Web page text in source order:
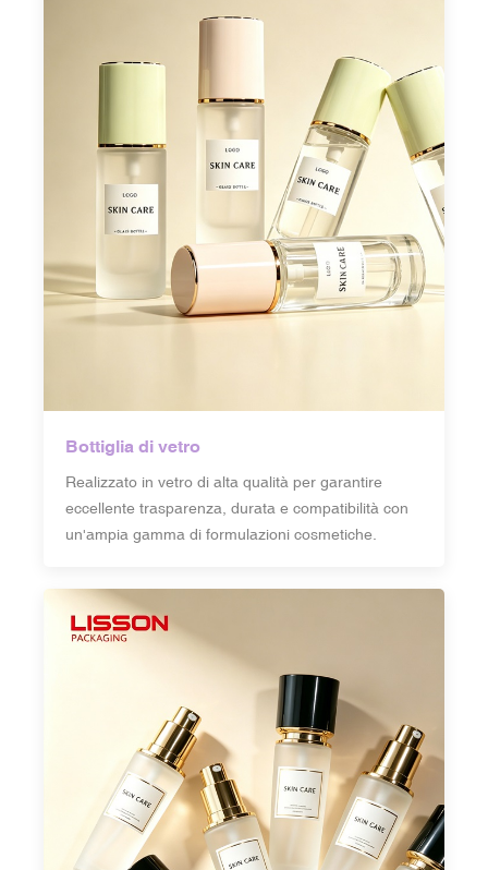
Bottiglia di vetro
Realizzato in vetro di alta qualità per garantire
eccellente trasparenza, durata e compatibilità con
un'ampia gamma di formulazioni cosmetiche.